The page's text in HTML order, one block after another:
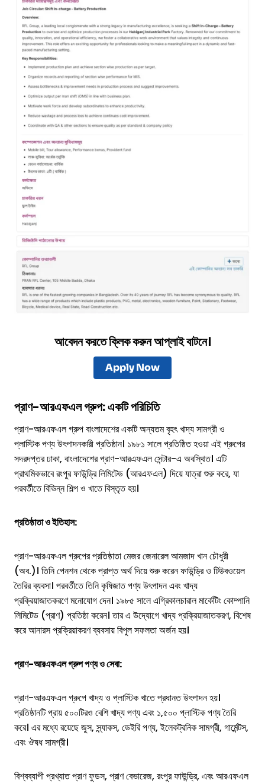
আবেদন করতে ক্লিক করুন আপ্লাই বাটনে।
Apply Now
প্রাণ-আরএফএল গ্রুপ: একটি পরিচিতি
প্রাণ-আরএফএল গ্রুপ বাংলাদেশের একটি অন্যতম বৃহৎ খাদ্য সামগ্রী ও
প্লাস্টিক পণ্য উৎপাদনকারী প্রতিষ্ঠান। ১৯৮১ সালে প্রতিষ্ঠিত হওয়া এই গ্রুপের
সদরদপ্তর ঢাকা, বাংলাদেশের প্রাণ-আরএফএল সেন্টার-এ অবস্থিত। এটি
প্রাথমিকভাবে রংপুর ফাউন্ড্রি লিমিটেড (আরএফএল) দিয়ে যাত্রা শুরু করে, যা
পরবর্তীতে বিভিন্ন শিল্প ও খাতে বিস্তৃত হয়।
প্রতিষ্ঠাতা ও ইতিহাস:
প্রাণ-আরএফএল গ্রুপের প্রতিষ্ঠাতা মেজর জেনারেল আমজাদ খান চৌধুরী
(অব.)। তিনি পেনশন থেকে প্রাপ্ত অর্থ দিয়ে শুরু করেন ফাউন্ড্রি ও টিউবওয়েল
তৈরির ব্যবসা। পরবর্তীতে তিনি কৃষিজাত পণ্য উৎপাদন এবং খাদ্য
প্রক্রিয়াজাতকরণে মনোযোগ দেন। ১৯৮৫ সালে এগ্রিকালচারাল মার্কেটিং কোম্পানি
লিমিটেড (প্রাণ) প্রতিষ্ঠা করেন। তার এ উদ্যোগে খাদ্য প্রক্রিয়াজাতকরণ, বিশেষ
করে আনারস প্রক্রিয়াকরণ ব্যবসায় বিপুল সফলতা অর্জন হয়।
প্রাণ-আরএফএল গ্রুপ পণ্য ও সেবা:
প্রাণ-আরএফএল গ্রুপে খাদ্য ও প্লাস্টিক খাতে প্রধানত উৎপাদন হয়।
প্রতিষ্ঠানটি প্রায় ৫০০টিরও বেশি খাদ্য পণ্য এবং ১,৫০০ প্লাস্টিক পণ্য তৈরি
করে। এর মধ্যে রয়েছে জুস, স্ন্যাকস, ডেইরি পণ্য, ইলেকট্রনিক সামগ্রী, গার্মেন্টস,
এবং ঔষধ সামগ্রী।
বিশ্বব্যাপী প্রখ্যাত প্রাণ ফুডস, প্রাণ বেভারেজ, রংপুর ফাউন্ড্রি, এবং আরএফএল